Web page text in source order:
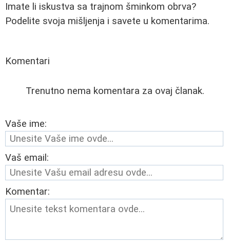
Imate li iskustva sa trajnom šminkom obrva?
Podelite svoja mišljenja i savete u komentarima.
Komentari
Trenutno nema komentara za ovaj članak.
Vaše ime:
Vaš email:
Komentar: